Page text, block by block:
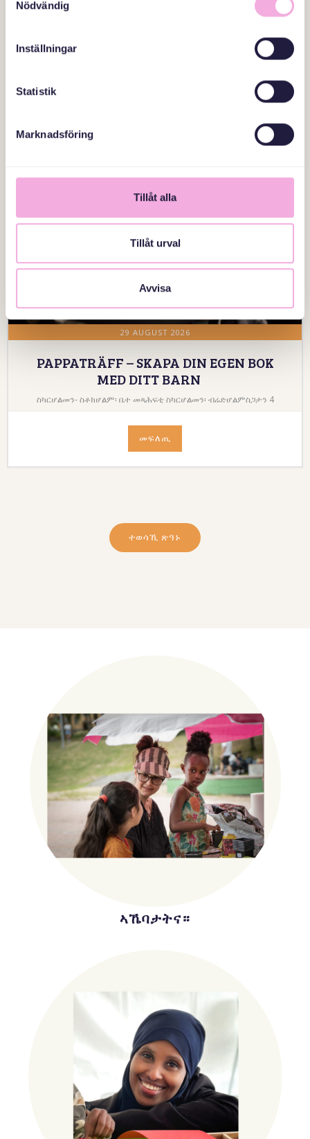
Nödvändig
Inställningar
Statistik
Marknadsföring
Tillåt alla
Tillåt urval
Avvisa
29 AUGUST 2026
PAPPATRÄFF – SKAPA DIN EGEN BOK
MED DITT BARN
ስካርሆልመን- ስቶክሆልም፡ ቤተ መጻሕፍቲ ስካርሆልመን፡ ብሬድሆልምስጋታን 4
መፍለጢ
ተወሳኺ ጽዓኑ
ኣኼባታትና።